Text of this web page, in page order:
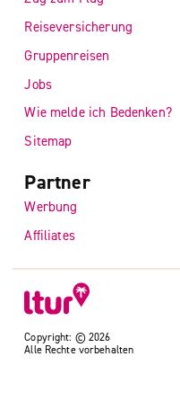
Copyright: © 2026
Alle Rechte vorbehalten
Reiseversicherung
Gruppenreisen
Jobs
Wie melde ich Bedenken?
Sitemap
Partner
Werbung
Affiliates